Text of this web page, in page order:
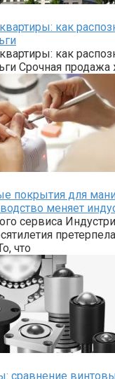
как
как
Срочная
покрытия для
меняет
сервиса
что
сравнение